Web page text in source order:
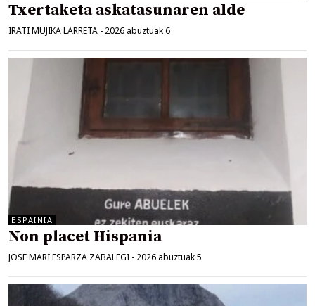
Txertaketa askatasunaren alde
IRATI MUJIKA LARRETA - 2026 abuztuak 6
ESPAINIA
Non placet Hispania
JOSE MARI ESPARZA ZABALEGI - 2026 abuztuak 5